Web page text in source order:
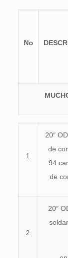
No DESCR
1.
20″
de
94
de
2.
20″